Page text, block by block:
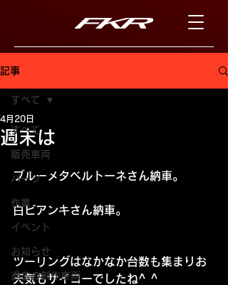
記事
すべて
販売車両
パーツ
作業
イベント
お知らせ
過去の制作車両
すべて
週末は
4月20日
ブルーメタベルトーネさん納車。
白ビアンキさん納車。
ツーリングはなかなか台数も集まりお
天気もサイコーでしたね^ ^